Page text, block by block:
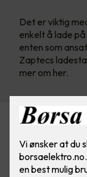
Det er viktig
enkelt å lade
enten som
Zaptecs
mer om her.